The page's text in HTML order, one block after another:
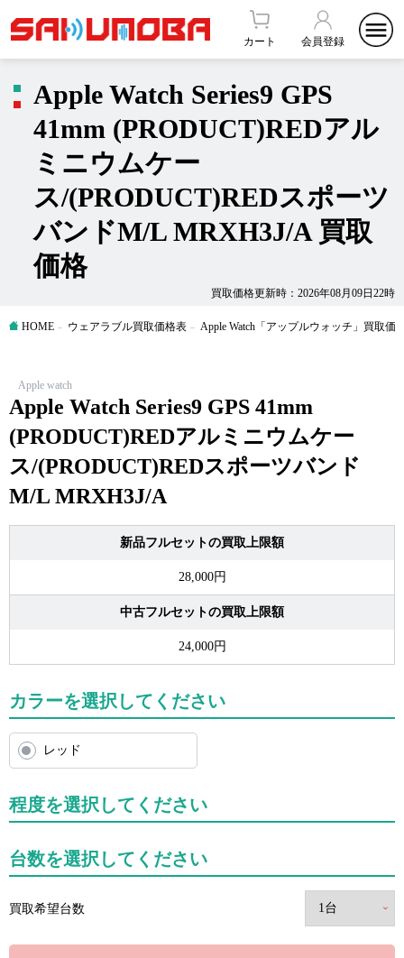
カート 会員登録
買取価格更新時：2026年08月09日22時
Apple Watch Series9 GPS
41mm (PRODUCT)REDアル
ミニウムケー
ス/(PRODUCT)REDスポーツ
バンドM/L MRXH3J/A 買取
価格
HOME ウェアラブル買取価格表 Apple Watch「アップルウォッチ」買取価
Apple watch
Apple Watch Series9 GPS 41mm
(PRODUCT)REDアルミニウムケー
ス/(PRODUCT)REDスポーツバンド
M/L MRXH3J/A
新品フルセットの買取上限額
28,000円
中古フルセットの買取上限額
24,000円
カラーを選択してください
レッド
程度を選択してください
台数を選択してください
買取希望台数